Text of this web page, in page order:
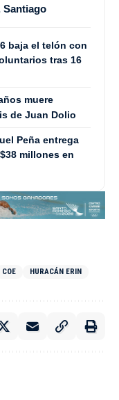
Santiago
baja el telón con
tras 16
muere
de Juan Dolio
Peña entrega
millones en
COE HURACÁN ERIN